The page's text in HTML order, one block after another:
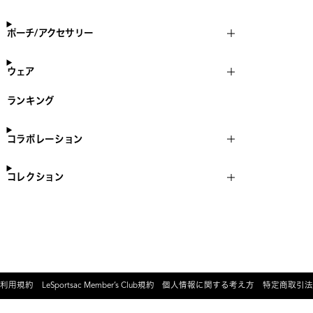
ポーチ/アクセサリー
ウェア
ランキング
コラボレーション
コレクション
利用規約 LeSportsac Member’s Club規約 個人情報に関する考え方 特定商取引